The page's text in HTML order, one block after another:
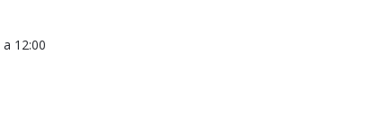
a 12:00